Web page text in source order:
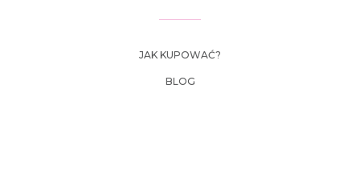
JAK KUPOWAĆ?
BLOG